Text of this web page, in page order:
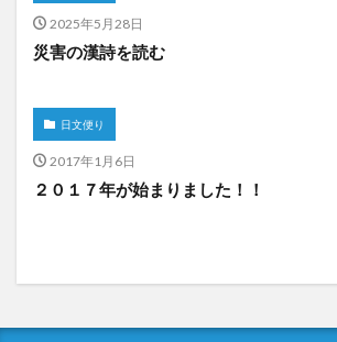
2025年5月28日
災害の漢詩を読む
日文便り
2017年1月6日
２０１７年が始まりました！！